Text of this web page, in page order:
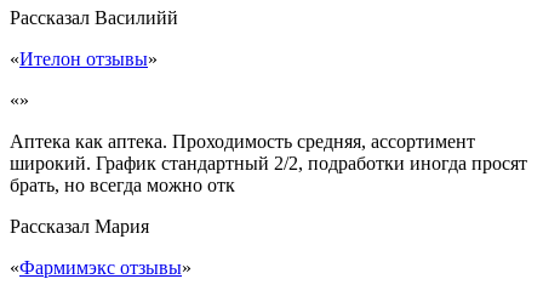
Рассказал Василийй
«Ителон отзывы»
«»
Аптека как аптека. Проходимость средняя, ассортимент
широкий. График стандартный 2/2, подработки иногда просят
брать, но всегда можно отк
Рассказал Мария
«Фармимэкс отзывы»